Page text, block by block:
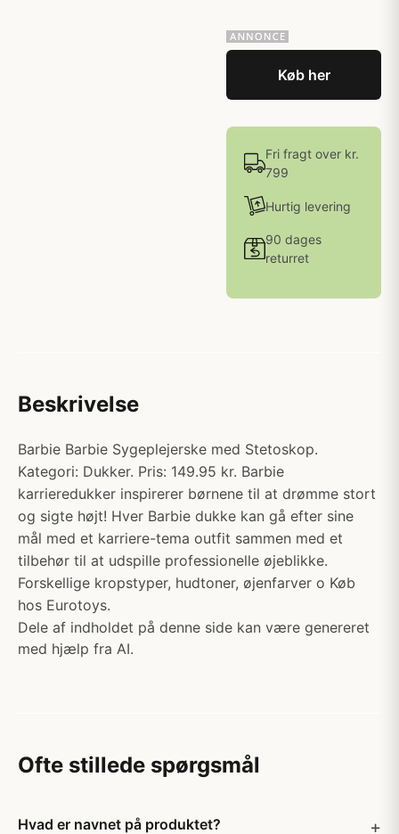
Køb her
Fri fragt over kr.
799
Hurtig levering
90 dages
returret
Beskrivelse
Barbie Barbie Sygeplejerske med Stetoskop.
Kategori: Dukker. Pris: 149.95 kr. Barbie
karrieredukker inspirerer børnene til at drømme stort
og sigte højt! Hver Barbie dukke kan gå efter sine
mål med et karriere-tema outfit sammen med et
tilbehør til at udspille professionelle øjeblikke.
Forskellige kropstyper, hudtoner, øjenfarver o Køb
hos Eurotoys.
Dele af indholdet på denne side kan være genereret
med hjælp fra AI.
Ofte stillede spørgsmål
Hvad er navnet på produktet?